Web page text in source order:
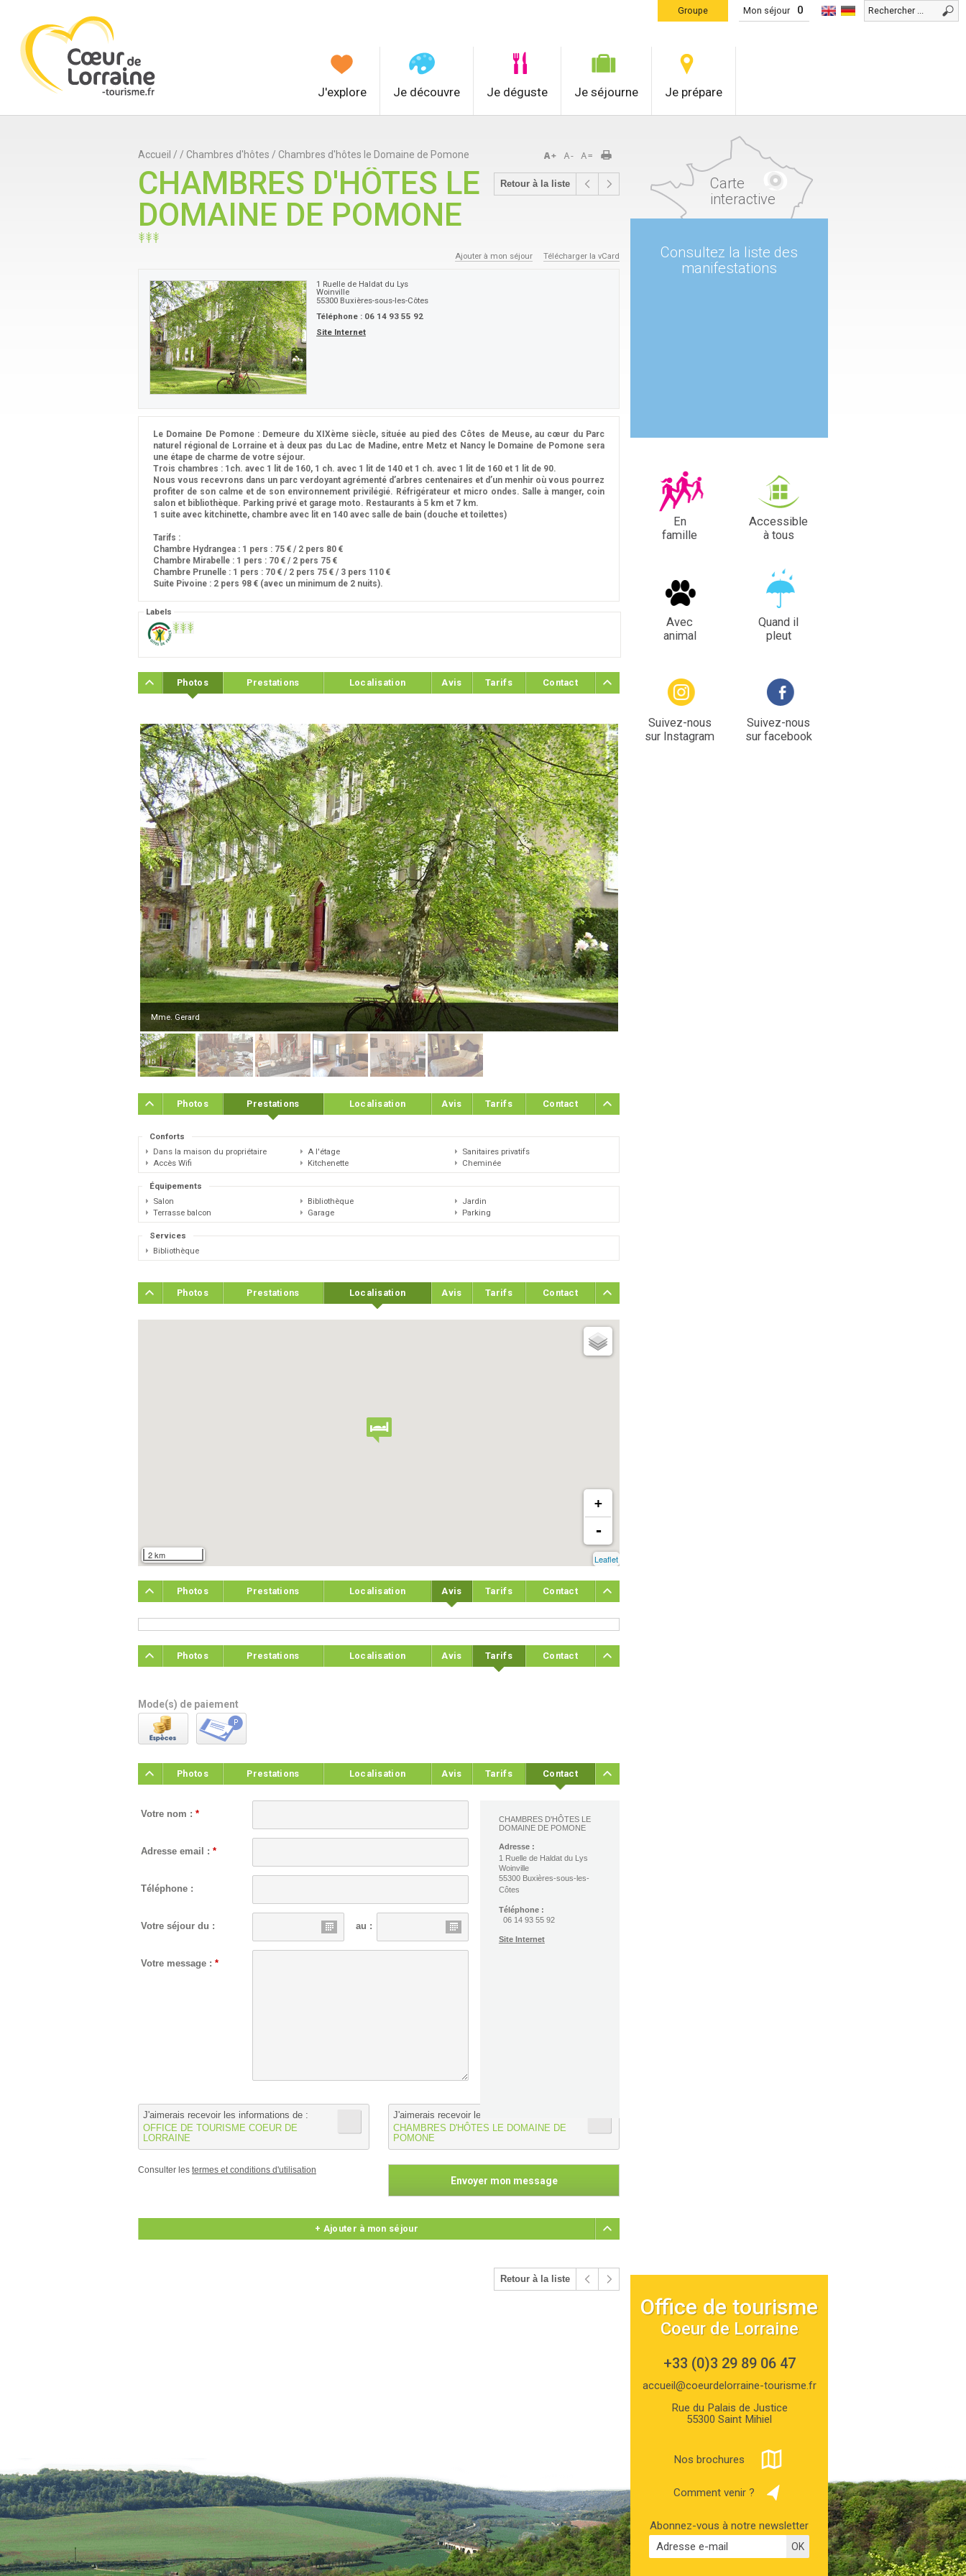
Mon séjour 0
Groupe
J'explore Je découvre Je déguste Je séjourne Je prépare
Accueil / / Chambres d'hôtes / Chambres d'hôtes le Domaine de Pomone
Retour à la liste
CHAMBRES D'HÔTES LE
DOMAINE DE POMONE
Ajouter à mon séjour Télécharger la vCard
1 Ruelle de Haldat du Lys
Woinville
55300 Buxières-sous-les-Côtes
Téléphone : 06 14 93 55 92
Site Internet
Le Domaine De Pomone : Demeure du XIXème siècle, située au pied des Côtes de Meuse, au cœur du Parc
naturel régional de Lorraine et à deux pas du Lac de Madine, entre Metz et Nancy le Domaine de Pomone sera
une étape de charme de votre séjour.
Trois chambres : 1ch. avec 1 lit de 160, 1 ch. avec 1 lit de 140 et 1 ch. avec 1 lit de 160 et 1 lit de 90.
Nous vous recevrons dans un parc verdoyant agrémenté d’arbres centenaires et d’un menhir où vous pourrez
profiter de son calme et de son environnement privilégié. Réfrigérateur et micro ondes. Salle à manger, coin
salon et bibliothèque. Parking privé et garage moto. Restaurants à 5 km et 7 km.
1 suite avec kitchinette, chambre avec lit en 140 avec salle de bain (douche et toilettes)
Tarifs :
Chambre Hydrangea : 1 pers : 75 € / 2 pers 80 €
Chambre Mirabelle : 1 pers : 70 € / 2 pers 75 €
Chambre Prunelle : 1 pers : 70 € / 2 pers 75 € / 3 pers 110 €
Suite Pivoine : 2 pers 98 € (avec un minimum de 2 nuits).
Labels
Photos Prestations Localisation Avis Tarifs Contact
Mme. Gerard
Photos Prestations Localisation Avis Tarifs Contact
Conforts
Dans la maison du propriétaire
A l'étage
Sanitaires privatifs
Accès Wifi
Kitchenette Cheminée
Équipements
Salon
Bibliothèque
Jardin
Terrasse balcon
Garage Parking
Services
Bibliothèque
Photos Prestations Localisation Avis Tarifs Contact
2 km
+
-
Leaflet
Photos Prestations Localisation Avis Tarifs Contact
Photos Prestations Localisation Avis Tarifs Contact
Mode(s) de paiement
Photos Prestations Localisation Avis Tarifs Contact
Votre nom : *
Adresse email : *
Téléphone :
Votre séjour du : au :
Votre message : *
J'aimerais recevoir les informations de :
OFFICE DE TOURISME COEUR DE
LORRAINE
J'aimerais recevoir les informations de :
CHAMBRES D'HÔTES LE DOMAINE DE
POMONE
Consulter les termes et conditions d'utilisation
CHAMBRES D'HÔTES LE
DOMAINE DE POMONE
Adresse :
1 Ruelle de Haldat du Lys
Woinville
55300 Buxières-sous-les-
Côtes
Téléphone :
06 14 93 55 92
Site Internet
+ Ajouter à mon séjour
Retour à la liste
Carte
interactive
Consultez la liste des
manifestations
En
famille
Accessible
à tous
Avec
animal
Quand il
pleut
Suivez-nous
sur Instagram
Suivez-nous
sur facebook
Office de tourisme
Coeur de Lorraine
+33 (0)3 29 89 06 47
accueil@coeurdelorraine-tourisme.fr
Rue du Palais de Justice
55300 Saint Mihiel
Nos brochures
Comment venir ?
Abonnez-vous à notre newsletter